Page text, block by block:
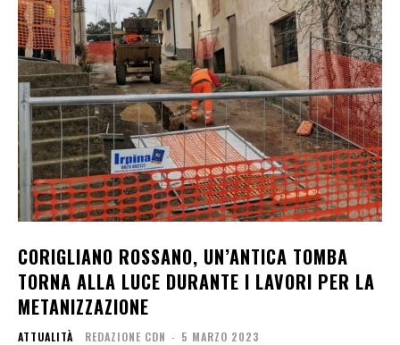
CORIGLIANO ROSSANO, UN’ANTICA TOMBA
TORNA ALLA LUCE DURANTE I LAVORI PER LA
METANIZZAZIONE
ATTUALITÀ REDAZIONE CDN - 5 MARZO 2023